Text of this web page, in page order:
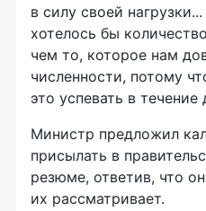
в силу своей
хотелось бы
чем то, которое нам
численности, потому
это успевать в
Министр предложил
присылать в
резюме, ответив, что
их рассматривает.